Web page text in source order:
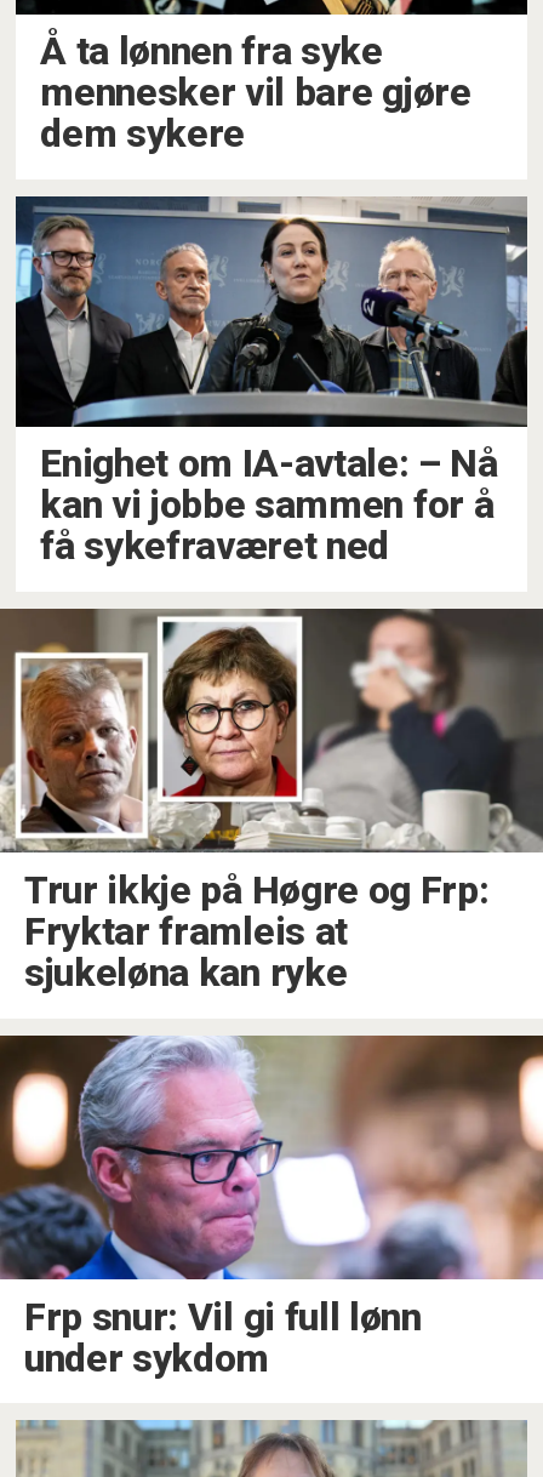
Å ta lønnen fra syke
mennesker vil bare gjøre
dem sykere
Enighet om IA-avtale: –⁠ Nå
kan vi jobbe sammen for å
få sykefraværet ned
Trur ikkje på Høgre og Frp:
Fryktar framleis at
sjukeløna kan ryke
Frp snur: Vil gi full lønn
under sykdom